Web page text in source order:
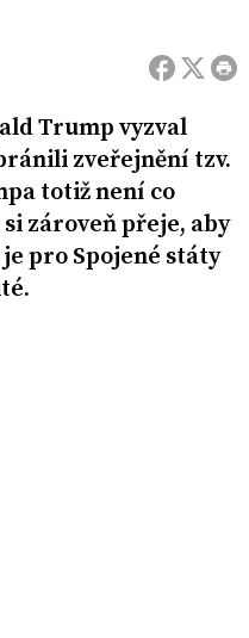
Trump vyzval
zveřejnění tzv.
totiž není co
zároveň přeje, aby
pro Spojené státy